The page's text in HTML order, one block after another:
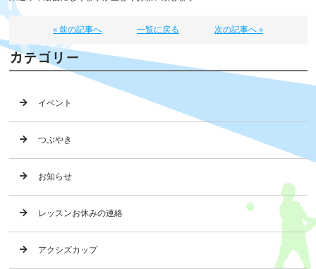
« 前の記事へ 一覧に戻る 次の記事へ »
カテゴリー
イベント
つぶやき
お知らせ
レッスンお休みの連絡
アクシズカップ